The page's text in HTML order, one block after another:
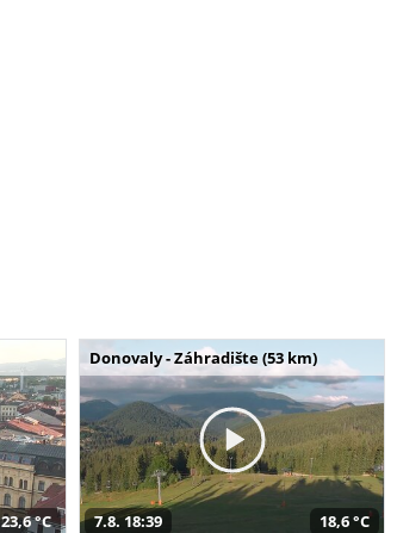
23,6 °C
Donovaly - Záhradište (53 km)
7.8. 18:39 18,6 °C